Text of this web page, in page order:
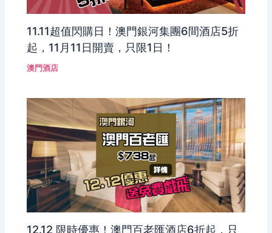
11.11超值閃購日！澳門銀河集團6間酒店5折
起，11月11日開賣，只限1日！
澳門酒店
12.12 限時優惠！澳門百老匯酒店6折起，只